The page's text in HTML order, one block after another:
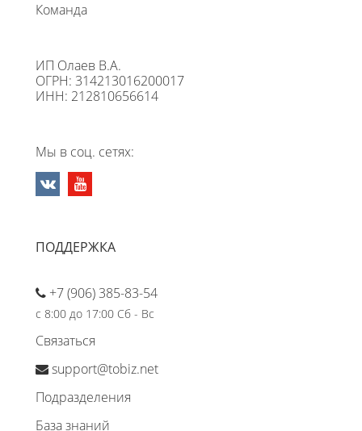
Команда
ИП Олаев В.А.
ОГРН: 314213016200017
ИНН: 212810656614
Мы в соц. сетях:
ПОДДЕРЖКА
+7 (906) 385-83-54
с 8:00 до 17:00 Сб - Вс
Связаться
support@tobiz.net
Подразделения
База знаний